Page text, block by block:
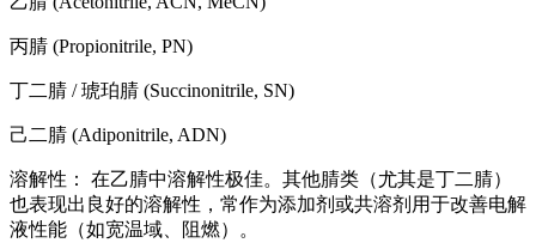
丙腈 (Propionitrile, PN)
丁二腈 / 琥珀腈 (Succinonitrile, SN)
己二腈 (Adiponitrile, ADN)
溶解性：
在乙腈中溶解性极佳。其他腈类（尤其是丁二腈）
也表现出良好的溶解性，常作为添加剂或共溶剂用于改善电解
液性能（如宽温域、阻燃）。